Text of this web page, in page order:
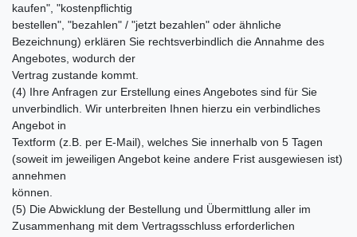
kaufen", "kostenpflichtig
bestellen", "bezahlen" / "jetzt bezahlen" oder ähnliche
Bezeichnung) erklären Sie rechtsverbindlich die Annahme des
Angebotes, wodurch der
Vertrag zustande kommt.
(4) Ihre Anfragen zur Erstellung eines Angebotes sind für Sie
unverbindlich. Wir unterbreiten Ihnen hierzu ein verbindliches
Angebot in
Textform (z.B. per E-Mail), welches Sie innerhalb von 5 Tagen
(soweit im jeweiligen Angebot keine andere Frist ausgewiesen ist)
annehmen
können.
(5) Die Abwicklung der Bestellung und Übermittlung aller im
Zusammenhang mit dem Vertragsschluss erforderlichen